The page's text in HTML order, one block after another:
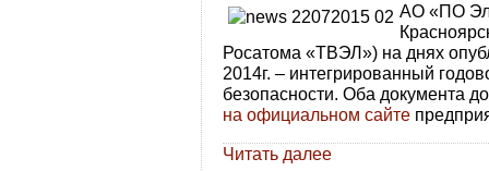
АО «ПО
Росатома «ТВЭЛ») на днях
2014г. – интегрированный
безопасности. Оба документа
на официальном сайте
Читать далее